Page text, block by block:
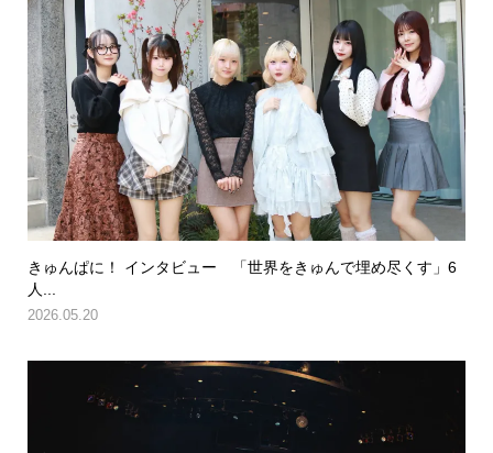
きゅんぱに！ インタビュー 「世界をきゅんで埋め尽くす」6
人...
2026.05.20